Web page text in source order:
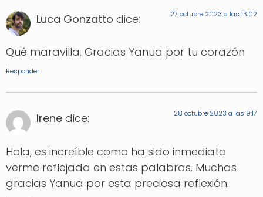
Luca Gonzatto dice: 27 octubre 2023 a las 13:02
Qué maravilla. Gracias Yanua por tu corazón
Responder
Irene dice: 28 octubre 2023 a las 9:17
Hola, es increíble como ha sido inmediato
verme reflejada en estas palabras. Muchas
gracias Yanua por esta preciosa reflexión.